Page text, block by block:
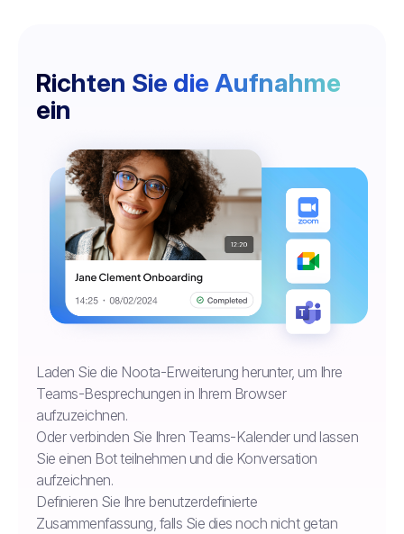
Richten Sie die Aufnahme
ein
Laden Sie die Noota-Erweiterung herunter, um Ihre
Teams-Besprechungen in Ihrem Browser
aufzuzeichnen.
Oder verbinden Sie Ihren Teams-Kalender und lassen
Sie einen Bot teilnehmen und die Konversation
aufzeichnen.
Definieren Sie Ihre benutzerdefinierte
Zusammenfassung, falls Sie dies noch nicht getan